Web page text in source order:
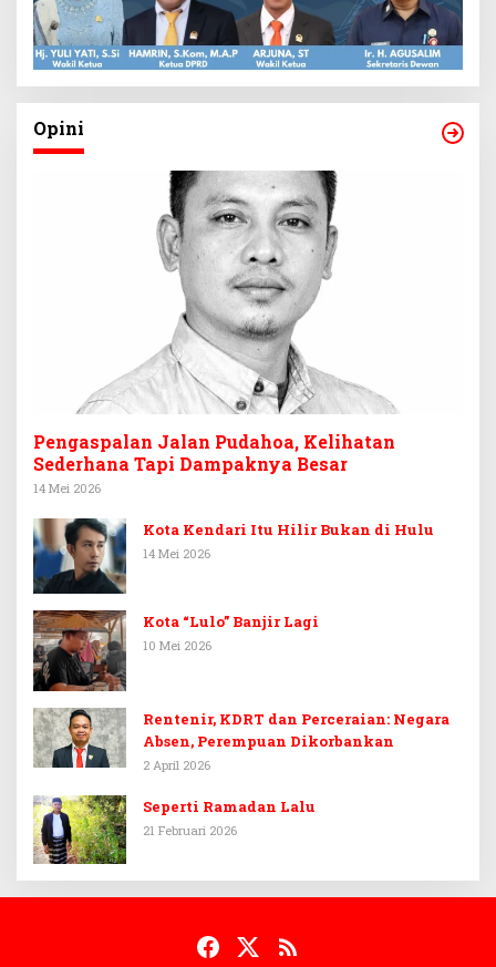
Opini
Pengaspalan Jalan Pudahoa, Kelihatan
Sederhana Tapi Dampaknya Besar
14 Mei 2026
Kota Kendari Itu Hilir Bukan di Hulu
14 Mei 2026
Kota “Lulo” Banjir Lagi
10 Mei 2026
Rentenir, KDRT dan Perceraian: Negara
Absen, Perempuan Dikorbankan
2 April 2026
Seperti Ramadan Lalu
21 Februari 2026